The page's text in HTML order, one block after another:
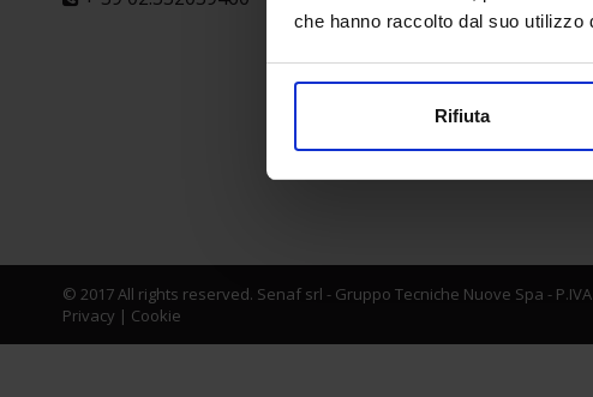
che hanno raccolto dal suo utilizzo
Rifiuta
Partner
© 2017 All rights reserved. Senaf srl - Gruppo Tecniche Nuove Spa - P.IVA
Privacy | Cookie